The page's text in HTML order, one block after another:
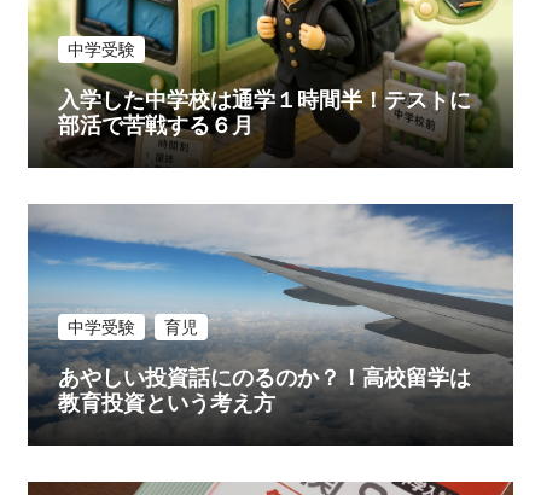
ン
中学受験
入学した中学校は通学１時間半！テストに
部活で苦戦する６月
中学受験 育児
あやしい投資話にのるのか？！高校留学は
教育投資という考え方